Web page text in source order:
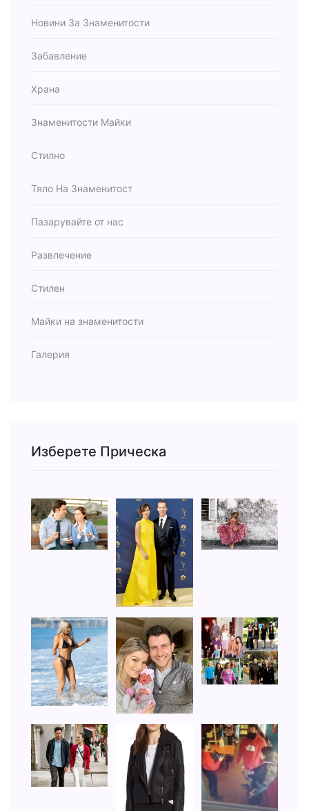
Новини За Знаменитости
Забавление
Храна
Знаменитости Майки
Стилно
Тяло На Знаменитост
Пазарувайте от нас
Развлечение
Стилен
Майки на знаменитости
Галерия
Изберете Прическа